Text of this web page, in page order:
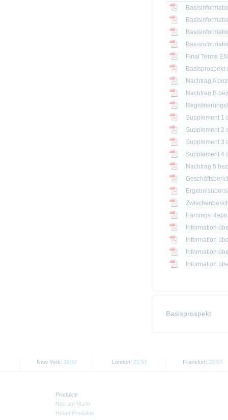
Final Terms EN
Basisprospekt
Nachtrag 5
Earnings
Information
Information
Information
Information
Basisprospekt
New York: 16:57 London: 21:57 Frankfurt: 22:57
Produkte
Neu am Markt
Hebel-Produkte